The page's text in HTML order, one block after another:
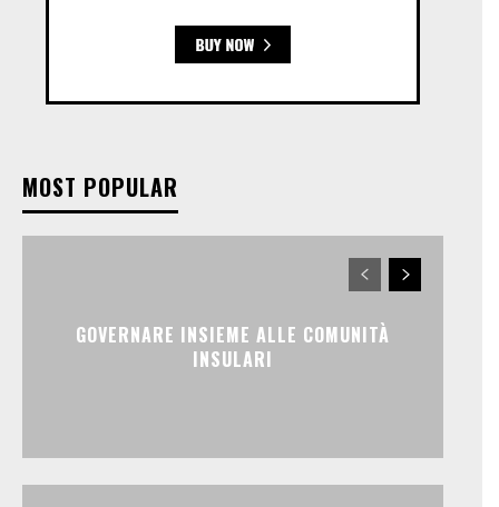
MOST POPULAR
GOVERNARE INSIEME ALLE COMUNITÀ
INSULARI